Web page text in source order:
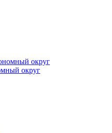
округ
округ